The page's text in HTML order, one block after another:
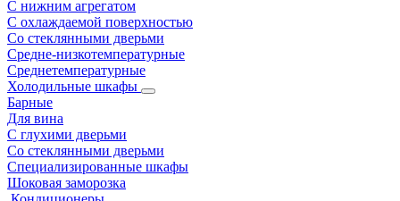
С нижним агрегатом
С охлаждаемой поверхностью
Со стеклянными дверьми
Средне-низкотемпературные
Среднетемпературные
Холодильные шкафы
Барные
Для вина
С глухими дверьми
Со стеклянными дверьми
Специализированные шкафы
Шоковая заморозка